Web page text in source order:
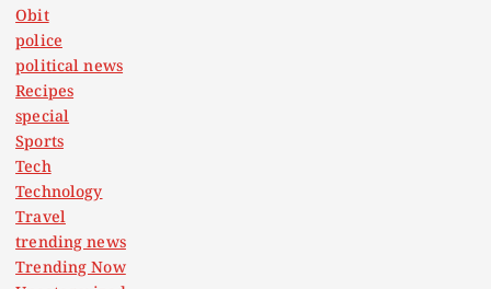
Obit
police
political news
Recipes
special
Sports
Tech
Technology
Travel
trending news
Trending Now